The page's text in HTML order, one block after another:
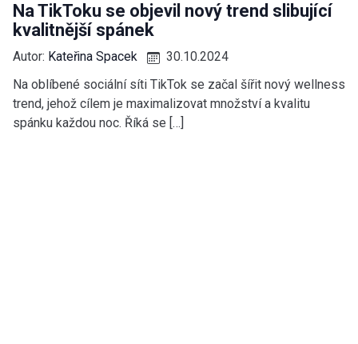
Na TikToku se objevil nový trend slibující
kvalitnější spánek
Autor: Kateřina Spacek
30.10.2024
Na oblíbené sociální síti TikTok se začal šířit nový wellness
trend, jehož cílem je maximalizovat množství a kvalitu
spánku každou noc. Říká se […]